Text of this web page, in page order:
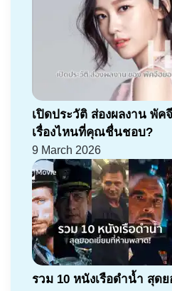
เปิดประวัติ ส่องผลงาน พัค
เรื่องไหนที่คุณชื่นชอบ?
9 March 2026
รวม 10 หนังเรือดำน้ำ สุด